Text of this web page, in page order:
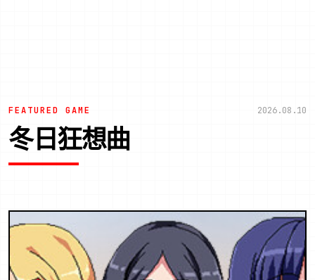
FEATURED GAME 2026.08.10
冬日狂想曲